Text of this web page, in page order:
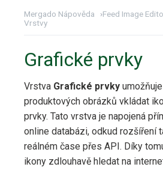
Mergado Nápověda ›Feed Image
Vrstvy
Grafické prvky
Vrstva Grafické prvky
produktových obrázků vkládat
prvky. Tato vrstva je napojená
online databázi, odkud rozšíření
reálném čase přes API. Díky
ikony zdlouhavě hledat na